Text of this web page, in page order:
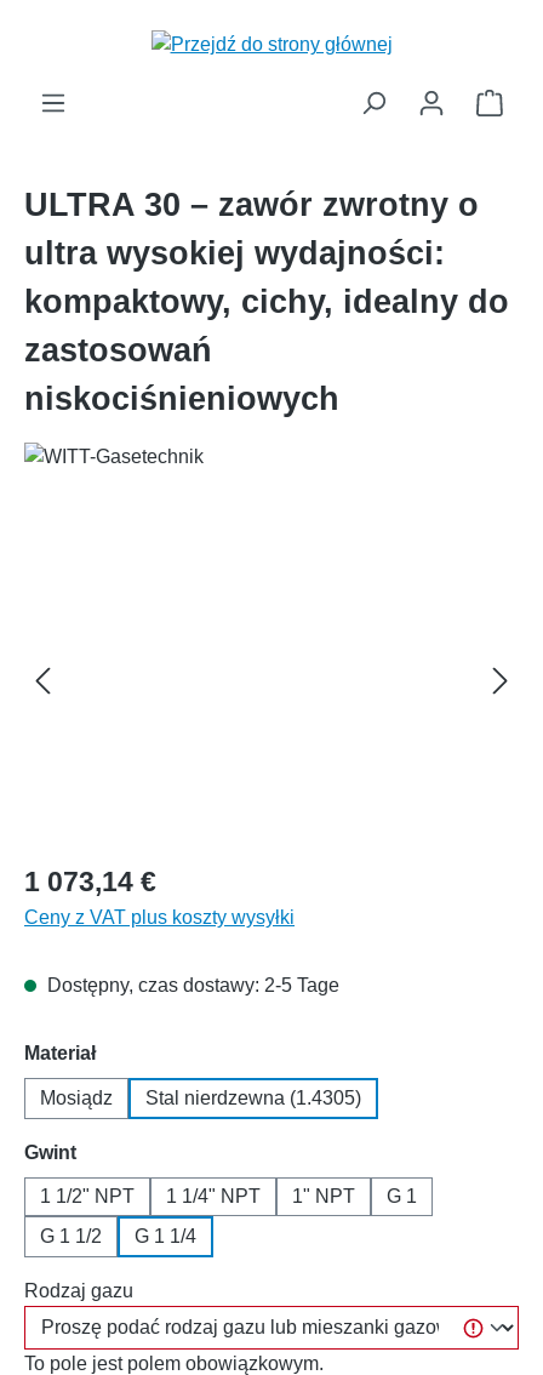
ULTRA 30 – zawór zwrotny o
ultra wysokiej wydajności:
kompaktowy, cichy, idealny do
zastosowań
niskociśnieniowych
1 073,14 €
Ceny z VAT plus koszty wysyłki
Dostępny, czas dostawy: 2-5 Tage
Wybierz
Materiał
Mosiądz Stal nierdzewna (1.4305)
Wybierz
Gwint
1 1/2" NPT 1 1/4" NPT 1" NPT
G 1
G 1 1/2
G 1 1/4
Rodzaj gazu
To pole jest polem obowiązkowym.